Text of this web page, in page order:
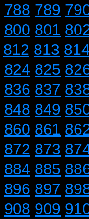
788 789
800 801
812 813
824 825
836 837
848 849
860 861
872 873
884 885
896 897
908 909